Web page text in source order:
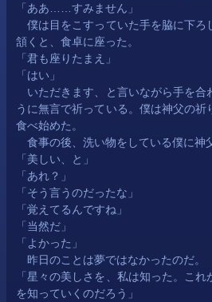
「ああ……すみません」
僕は目をこすっていた手を脇に下ろ
頷くと、食卓に座った。
「君も座りたまえ」
「はい」
いただきます、と言いながら手を合
うに無言で祈っている。僕は神父の祈
食べ始めた。
食事の後、洗い物をしている僕に神
「美しい、と」
「あれ？」
「そう言うのだったな」
「覚えてるんですね」
「当然だ」
「よかった」
昨日のことは夢ではなかったのだ。
「星々の美しさを、私は知った。こ
を知っていくのだろう」